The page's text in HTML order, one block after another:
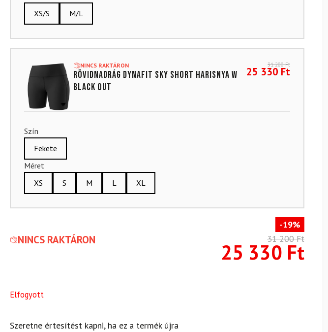
XS/S
M/L
NINCS RAKTÁRON
Rövidnadrág DYNAFIT Sky Short Harisnya W
Black Out
31 200Ft
25 330 Ft
Szín
Fekete
Méret
XS
S M L XL
NINCS RAKTÁRON
-19%
31 200Ft
25 330 Ft
Elfogyott
Szeretne értesítést kapni, ha ez a termék újra